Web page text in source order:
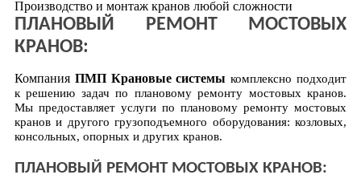
Производство и монтаж кранов любой сложности
ПЛАНОВЫЙ РЕМОНТ МОСТОВЫХ
КРАНОВ:
Компания ПМП Крановые системы комплексно подходит
к решению задач по плановому ремонту мостовых кранов.
Мы предоставляет услуги по плановому ремонту мостовых
кранов и другого грузоподъемного оборудования: козловых,
консольных, опорных и других кранов.
ПЛАНОВЫЙ РЕМОНТ МОСТОВЫХ КРАНОВ: